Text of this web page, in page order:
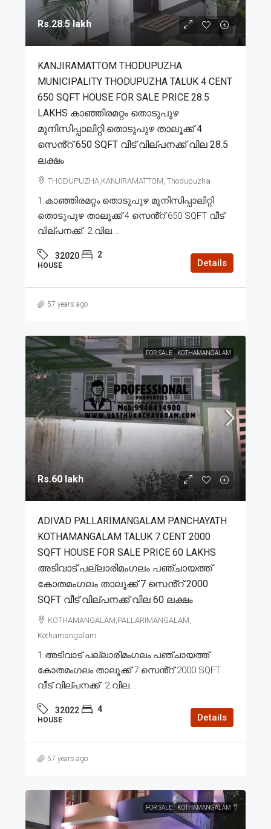
Rs.28.5 lakh
KANJIRAMATTOM THODUPUZHA
MUNICIPALITY THODUPUZHA TALUK 4 CENT
650 SQFT HOUSE FOR SALE PRICE 28.5
LAKHS കാഞ്ഞിരമറ്റം തൊടുപുഴ
മുനിസിപ്പാലിറ്റി തൊടുപുഴ താലൂക്ക് 4
സെൻ്റ് 650 SQFT വീട് വില്പനക്ക് വില 28.5
ലക്ഷം
THODUPUZHA,KANJIRAMATTOM, Thodupuzha
1.കാഞ്ഞിരമറ്റം തൊടുപുഴ മുനിസിപ്പാലിറ്റി
തൊടുപുഴ താലൂക്ക് 4 സെൻ്റ് 650 SQFT വീട്
വില്പനക്ക്. 2.വില...
32020 2
HOUSE Details
57 years ago
FOR SALE KOTHAMANGALAM
Rs.60 lakh
ADIVAD PALLARIMANGALAM PANCHAYATH
KOTHAMANGALAM TALUK 7 CENT 2000
SQFT HOUSE FOR SALE PRICE 60 LAKHS
അടിവാട് പല്ലാരിമംഗലം പഞ്ചായത്ത്
കോതമംഗലം താലൂക്ക് 7 സെൻ്റ് 2000
SQFT വീട് വില്പനക്ക് വില 60 ലക്ഷം
KOTHAMANGALAM,PALLARIMANGALAM,
Kothamangalam
1.അടിവാട് പല്ലാരിമംഗലം പഞ്ചായത്ത്
കോതമംഗലം താലൂക്ക് 7 സെൻ്റ് 2000 SQFT
വീട് വില്പനക്ക്. 2.വില...
32022 4
HOUSE Details
57 years ago
FOR SALE KOTHAMANGALAM